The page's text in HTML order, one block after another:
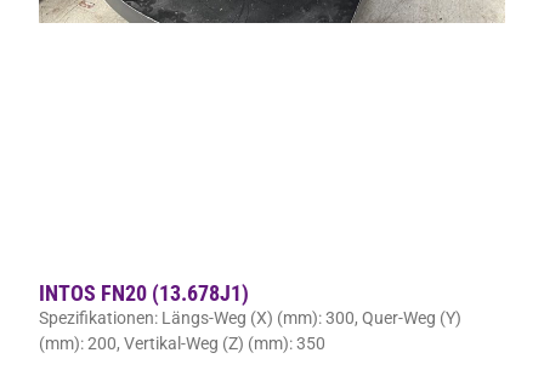
INTOS FN20 (13.678J1)
Spezifikationen: Längs-Weg (X) (mm): 300, Quer-Weg (Y)
(mm): 200, Vertikal-Weg (Z) (mm): 350